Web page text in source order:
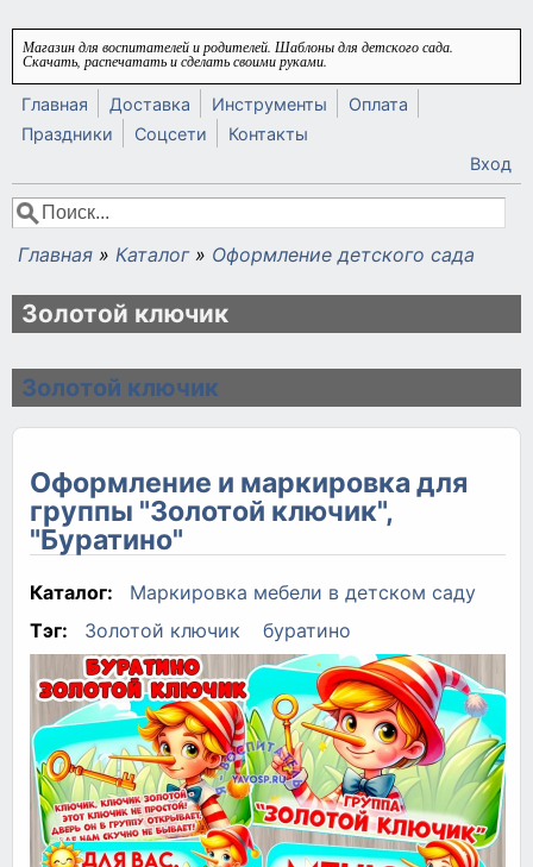
Перейти к основному содержанию
Магазин для воспитателей и родителей. Шаблоны для детского сада.
Скачать, распечатать и сделать своими руками.
Главная Доставка Инструменты
Оплата
Праздники
Соцсети
Контакты
Вход
Форма поиска
Поиск
Вы здесь
Главная » Каталог » Оформление детского сада
Золотой ключик
Золотой ключик
Оформление и маркировка для
группы "Золотой ключик",
"Буратино"
Каталог:
Маркировка мебели в детском саду
Тэг:
Золотой ключик буратино